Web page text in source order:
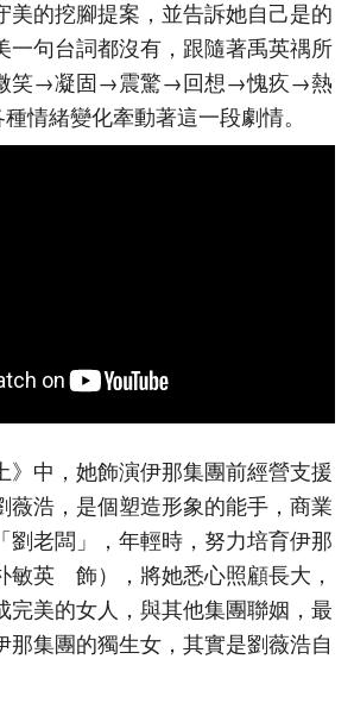
美的挖腳提案，並告訴她自己是的
一句台詞都沒有，跟隨著禹英禑所
笑→凝固→震驚→回想→愧疚→熱
情緒變化牽動著這一段劇情。
》中，她飾演伊那集團前經營支援
薇浩，是個塑造形象的能手，商業
劉老闆」，年輕時，努力培育伊那
敏英 飾），將她悉心照顧長大，
完美的女人，與其他集團聯姻，最
那集團的獨生女，其實是劉薇浩自